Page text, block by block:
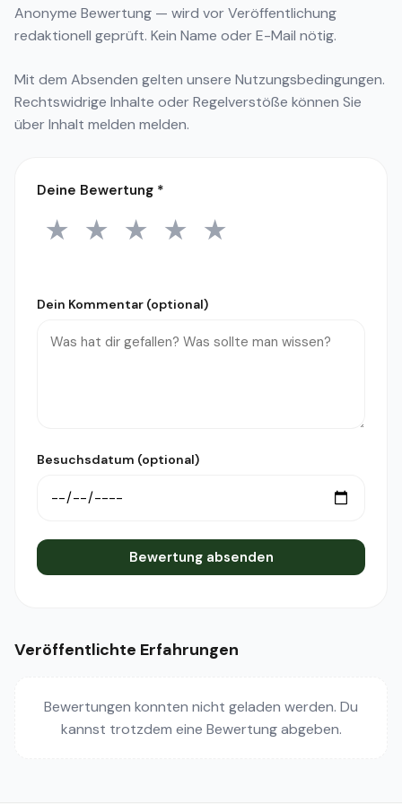
Anonyme Bewertung — wird vor Veröffentlichung
redaktionell geprüft. Kein Name oder E-Mail nötig.
Mit dem Absenden gelten unsere Nutzungsbedingungen.
Rechtswidrige Inhalte oder Regelverstöße können Sie
überInhalt melden melden.
Deine Bewertung *
1 Stern
★ 2 Sterne
★ 3 Sterne
★ 4 Sterne
★ 5 Sterne
★
Dein Kommentar (optional)
Besuchsdatum (optional)
Bewertung absenden
Veröffentlichte Erfahrungen
Bewertungen konnten nicht geladen werden. Du
kannst trotzdem eine Bewertung abgeben.